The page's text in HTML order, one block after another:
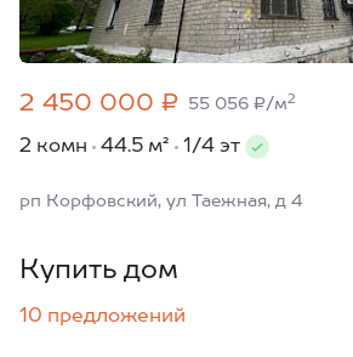
2 450 000 ₽ 55 056 ₽/м 2
2 комн 44.5 м² 1/4 эт
рп Корфовский, ул Таежная, д 4
Купить дом
10 предложений